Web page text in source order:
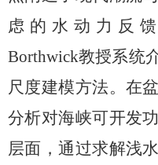
虑的水动力反
Borthwick教授系统
尺度建模方法。在
分析对海峡可开发
层面，通过求解浅